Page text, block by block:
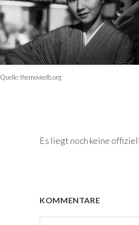
Quelle:themoviedb.org
Es liegt noch keine
KOMMENTARE